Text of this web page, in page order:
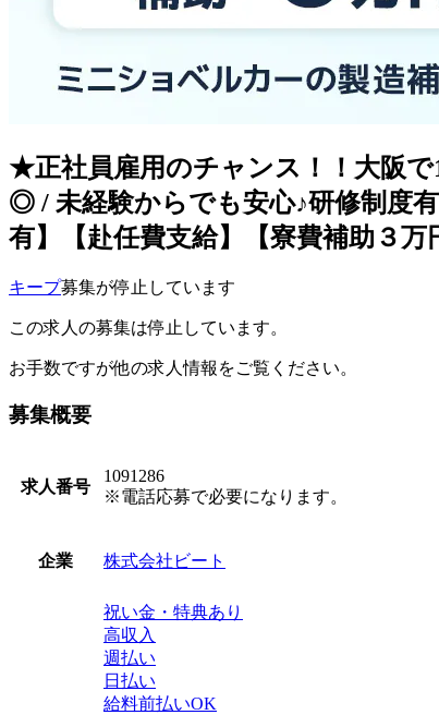
★正社員雇用のチャンス！！大阪で
◎ / 未経験からでも安心♪研修制度
有】【赴任費支給】【寮費補助３万
キープ募集が停止しています
この求人の募集は停止しています。
お手数ですが他の求人情報をご覧ください。
募集概要
求人番号
1091286
※電話応募で必要になります。
企業 株式会社ビート
祝い金・特典あり
高収入
週払い
日払い
給料前払いOK